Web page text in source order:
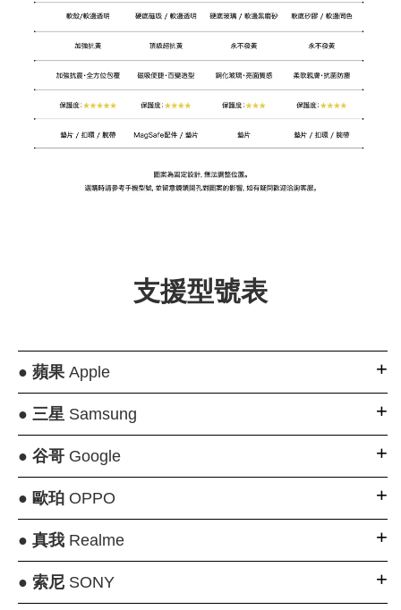
支援型號表
● 蘋果Apple
● 三星Samsung
● 谷哥Google
● 歐珀OPPO
● 真我Realme
● 索尼SONY